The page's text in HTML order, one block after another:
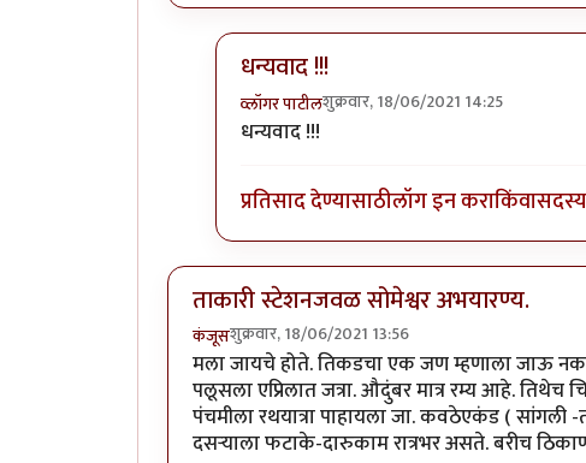
धन्यवाद !!!
व्लॉगर पाटीलशुक्रवार, 18/06/2021 14:25
In reply to
धन्यवाद !!!
प्रतिसाद देण्यासाठीलॉग इन कराकिंवा
ताकारी स्टेशनजवळ सोमेश्वर अभयारण्य.
कंजूसशुक्रवार, 18/06/2021 13:56
मला जायचे होते. तिकडचा एक जण म्हणाला जाऊ
पलूसला एप्रिलात जत्रा. औदुंबर मात्र रम्य आहे.
पंचमीला रथयात्रा पाहायला जा. कवठेएकंड (
दसऱ्याला फटाके-दारुकाम रात्रभर असते. बरीच